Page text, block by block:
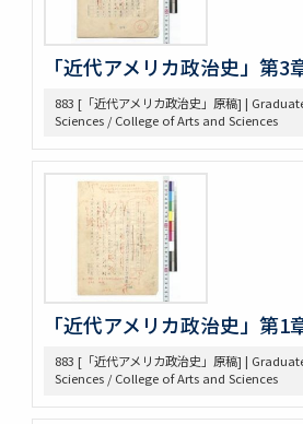
575 Magsaysay Award
583 Neesima, Joe
585 Nitobe Journals、新渡戸奨学資金
594 Peace Machinery
628 高木原稿・メモ
629 新渡戸英文著作集関係書類
636 高木原稿 米国革命の政治思想、基本的
637 高木原稿(東大以外での講演)
644 NRA関係資料
645 高木原稿とメモ(革新主義)
646 高木原稿とメモ (economic
647 高木原稿 (Wilson, W)
648 高木原稿 (奴隷問題)
649 高木原稿、メモ (参政権)
652 高木原稿
657 高木論文原稿など
「近代アメリカ政治史」第3
883 [「近代アメリカ政治史」原稿] |
Sciences / College of Arts and Sciences
「近代アメリカ政治史」第1
883 [「近代アメリカ政治史」原稿] |
Sciences / College of Arts and Sciences